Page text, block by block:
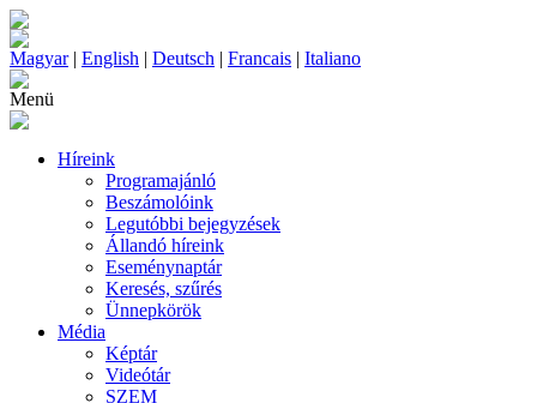
Magyar| English | Deutsch | Francais | Italiano
Menü
Híreink
Programajánló
Beszámolóink
Legutóbbi bejegyzések
Állandó híreink
Eseménynaptár
Keresés, szűrés
Ünnepkörök
Média
Képtár
Videótár
SZEM